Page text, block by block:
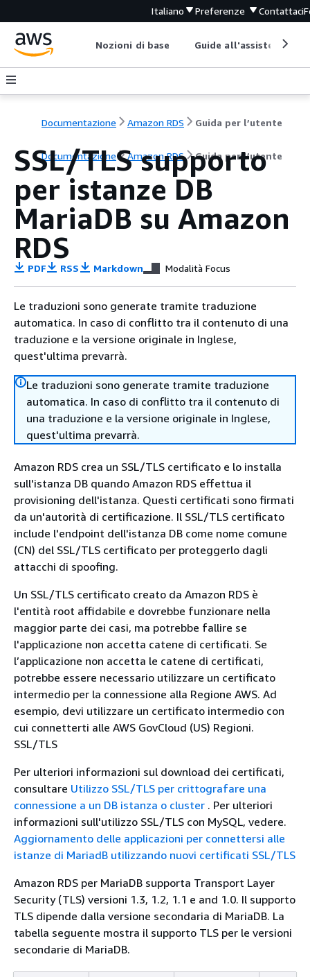
Italiano Preferenze Contattaci
Nozioni di base Guide all'assistenza
Documentazione Amazon RDS Guida per l’utente
Documentazione Amazon RDS Guida per l’utente
SSL/TLS supporto
per istanze DB
MariaDB su Amazon
RDS
PDF RSS Markdown Modalità Focus
Le traduzioni sono generate tramite traduzione
automatica. In caso di conflitto tra il contenuto di una
traduzione e la versione originale in Inglese,
quest'ultima prevarrà.
Le traduzioni sono generate tramite traduzione
automatica. In caso di conflitto tra il contenuto di
una traduzione e la versione originale in Inglese,
quest'ultima prevarrà.
Amazon RDS crea un SSL/TLS certificato e lo installa
sull'istanza DB quando Amazon RDS effettua il
provisioning dell'istanza. Questi certificati sono firmati
da un'autorità di certificazione. Il SSL/TLS certificato
include l'endpoint dell'istanza DB come nome comune
(CN) del SSL/TLS certificato per proteggerlo dagli
attacchi di spoofing.
Un SSL/TLS certificato creato da Amazon RDS è
l'entità root affidabile e dovrebbe funzionare nella
maggior parte dei casi, ma potrebbe fallire se
l'applicazione non accetta catene di certificati. Se
l’applicazione non accetta le catene di certificati,
potrebbe essere necessario utilizzare un certificato
intermedio per la connessione alla Regione AWS. Ad
esempio, devi utilizzare un certificato intermedio con
cui connetterti alle AWS GovCloud (US) Regioni.
SSL/TLS
Per ulteriori informazioni sul download dei certificati,
consultare Utilizzo SSL/TLS per crittografare una
connessione a un DB istanza o cluster . Per ulteriori
informazioni sull'utilizzo SSL/TLS con MySQL, vedere.
Aggiornamento delle applicazioni per connettersi alle
istanze di MariadB utilizzando nuovi certificati SSL/TLS
Amazon RDS per MariaDB supporta Transport Layer
Security (TLS) versioni 1.3, 1.2, 1.1 e and 1.0. Il supporto
TLS dipende dalla versione secondaria di MariaDB. La
tabella seguente mostra il supporto TLS per le versioni
secondarie di MariaDB.